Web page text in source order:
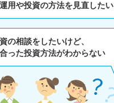
用や投資の方法を見直したい
の相談をしたいけど、
った投資方法がわからない